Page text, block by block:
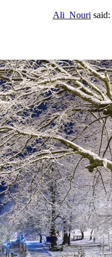
Ali_Nouri said: